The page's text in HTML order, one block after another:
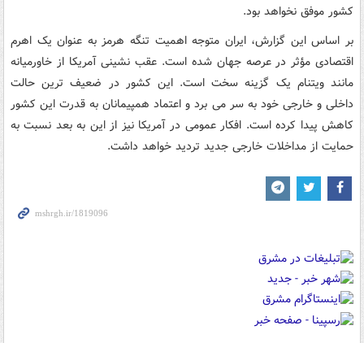
کشور موفق نخواهد بود.
بر اساس این گزارش، ایران متوجه اهمیت تنگه هرمز به عنوان یک اهرم
اقتصادی مؤثر در عرصه جهان شده است. عقب نشینی آمریکا از خاورمیانه
مانند ویتنام یک گزینه سخت است. این کشور در ضعیف ترین حالت
داخلی و خارجی خود به سر می برد و اعتماد همپیمانان به قدرت این کشور
کاهش پیدا کرده است. افکار عمومی در آمریکا نیز از این به بعد نسبت به
حمایت از مداخلات خارجی جدید تردید خواهد داشت.